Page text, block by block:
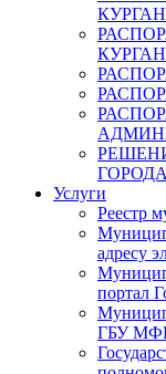
Услуги
Реестр
адресу
портал
ГБУ